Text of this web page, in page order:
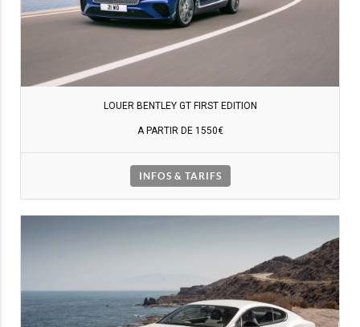
LOUER BENTLEY GT FIRST EDITION
A PARTIR DE 1550€
INFOS & TARIFS